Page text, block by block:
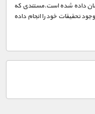
داده شده است.مستندی که
تحقیقات خود را انجام داده